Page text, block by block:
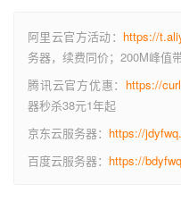
阿里云官方活动： https://
务器，续费同价；200M峰值
腾讯云官方优惠： https://
器秒杀38元1年起
京东云服务器： https://
百度云服务器： https://